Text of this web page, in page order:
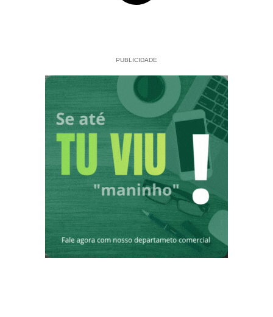
PUBLICIDADE